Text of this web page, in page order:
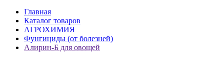
Главная
Каталог товаров
АГРОХИМИЯ
Фунгициды (от болезней)
Алирин-Б для овощей